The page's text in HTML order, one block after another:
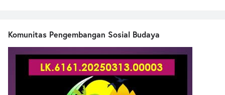
Komunitas Pengembangan Sosial Budaya